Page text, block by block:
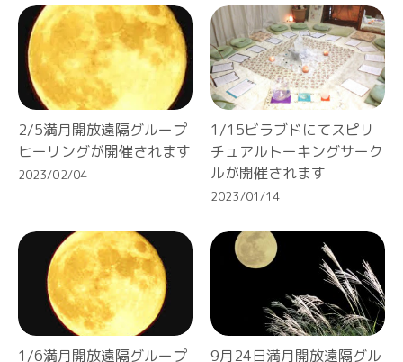
2/5満月開放遠隔グループ
ヒーリングが開催されます
2023/02/04
1/15ビラブドにてスピリ
チュアルトーキングサーク
ルが開催されます
2023/01/14
1/6満月開放遠隔グループ
9月24日満月開放遠隔グル